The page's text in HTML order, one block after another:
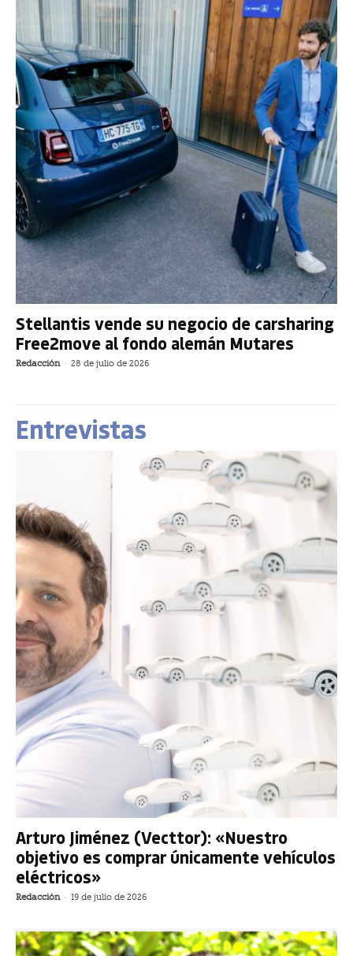
Stellantis vende su negocio de carsharing
Free2move al fondo alemán Mutares
Redacción - 28 de julio de 2026
Entrevistas
Arturo Jiménez (Vecttor): «Nuestro
objetivo es comprar únicamente vehículos
eléctricos»
Redacción - 19 de julio de 2026